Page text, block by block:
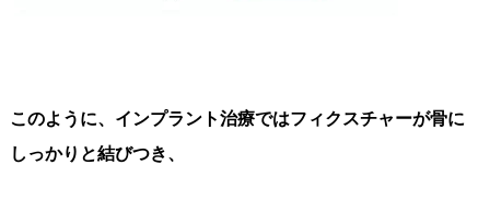
このように、インプラント治療ではフィクスチャーが骨に
しっかりと結びつき、